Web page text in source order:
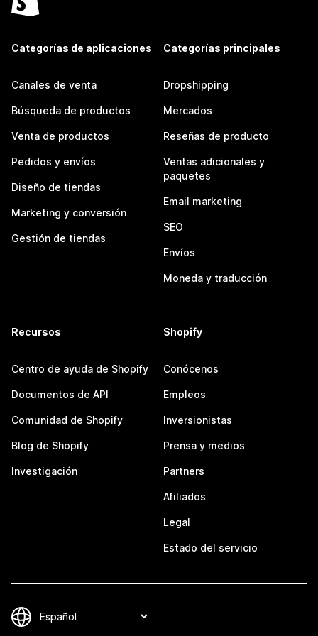
Categorías de aplicaciones
Canales de venta
Búsqueda de productos
Venta de productos
Pedidos y envíos
Diseño de tiendas
Marketing y conversión
Gestión de tiendas
Categorías principales
Dropshipping
Mercados
Reseñas de producto
Ventas adicionales y
paquetes
Email marketing
SEO
Envíos
Moneda y traducción
Recursos
Centro de ayuda de Shopify
Documentos de API
Comunidad de Shopify
Blog de Shopify
Investigación
Shopify
Conócenos
Empleos
Inversionistas
Prensa y medios
Partners
Afiliados
Legal
Estado del servicio